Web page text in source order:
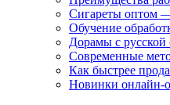
Сигареты оптом —
Обучение
Дорамы с русской
Современные
Как быстрее
Новинки онлайн-